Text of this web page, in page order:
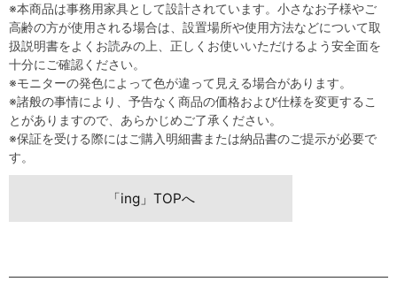
※本商品は事務用家具として設計されています。小さなお子様やご
高齢の方が使用される場合は、設置場所や使用方法などについて取
扱説明書をよくお読みの上、正しくお使いいただけるよう安全面を
十分にご確認ください。
※モニターの発色によって色が違って見える場合があります。
※諸般の事情により、予告なく商品の価格および仕様を変更するこ
とがありますので、あらかじめご了承ください。
※保証を受ける際にはご購入明細書または納品書のご提示が必要で
す。
「ing」TOPへ